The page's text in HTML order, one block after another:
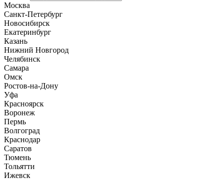
Москва
Санкт-Петербург
Новосибирск
Екатеринбург
Казань
Нижний Новгород
Челябинск
Самара
Омск
Ростов-на-Дону
Уфа
Красноярск
Воронеж
Пермь
Волгоград
Краснодар
Саратов
Тюмень
Тольятти
Ижевск